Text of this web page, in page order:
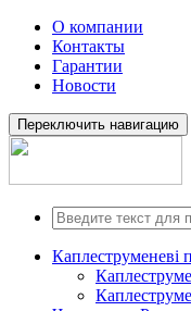
О компании
Контакты
Гарантии
Новости
Переключить навигацию
Каплеструменеві